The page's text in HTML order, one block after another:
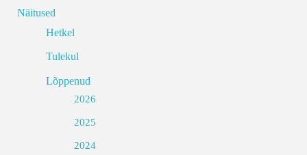
Näitused
Hetkel
Tulekul
Lõppenud
2026
2025
2024